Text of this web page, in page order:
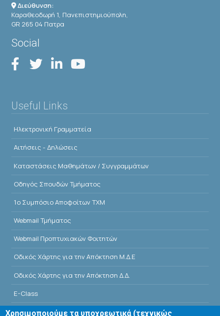
Διεύθυνση:
Καραθεοδωρή 1, Πανεπιστημιούπολη,
GR 265 04 Πατρα
Social
Useful Links
Ηλεκτρονική Γραμματεία
Αιτήσεις - Δηλώσεις
Kαταστάσεις Μαθημάτων / Συγγραμμάτων
Οδηγός Σπουδών Τμήματος
1o Συμπόσιο Αποφοίτων ΤΧΜ
Webmail Τμήματος
Webmail Προπτυχιακών Φοιτητών
Οδικός Χάρτης για την Απόκτηση Μ.Δ.Ε
Οδικός Χάρτης για την Απόκτηση Δ.Δ.
E-Class
Αίθουσες Σεμιναρίων - Πρόγραμμα
Χρησιμοποιούμε τα υποχρεωτικά (τεχνικώς